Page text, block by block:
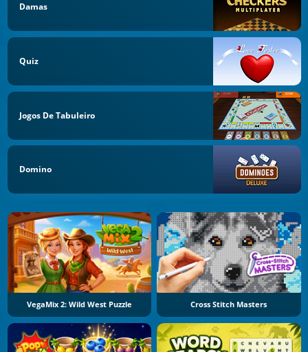
Damas
Quiz
Jogos De Tabuleiro
Domino
VegaMix 2: Wild West Puzzle Cross Stitch Masters